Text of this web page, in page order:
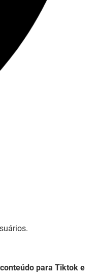
para Tiktok e